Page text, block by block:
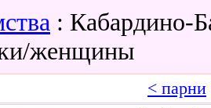
: Кабардино-
женщины
< парни